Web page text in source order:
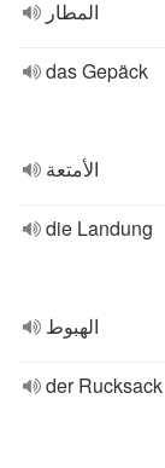
المطار
das Gepäck
الأمتعة
die Landung
الهبوط
der Rucksack